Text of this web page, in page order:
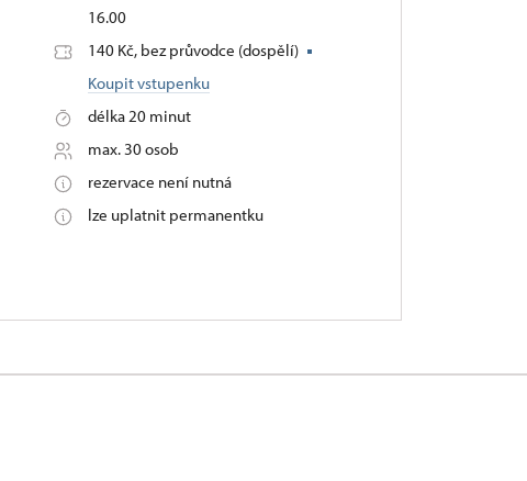
16.00
140 Kč, bez průvodce (dospělí)
Koupit vstupenku
délka 20 minut
max. 30 osob
rezervace není nutná
lze uplatnit permanentku